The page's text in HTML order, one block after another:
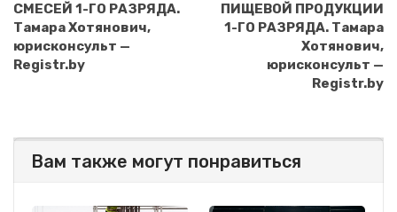
СМЕСЕЙ 1-ГО РАЗРЯДА.
Тамара Хотянович,
юрисконсульт —
Registr.by
ПИЩЕВОЙ ПРОДУКЦИИ
1-ГО РАЗРЯДА. Тамара
Хотянович,
юрисконсульт —
Registr.by
Вам также могут понравиться